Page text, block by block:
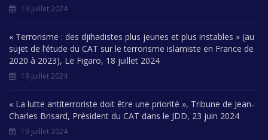
19 juillet 2024
« Terrorisme : des djihadistes plus jeunes et plus instables » (au
sujet de l’étude du CAT sur le terrorisme islamiste en France de
2020 à 2023), Le Figaro, 18 juillet 2024
19 juillet 2024
« La lutte antiterroriste doit être une priorité », Tribune de Jean-
Charles Brisard, Président du CAT dans le JDD, 23 juin 2024
19 juillet 2024